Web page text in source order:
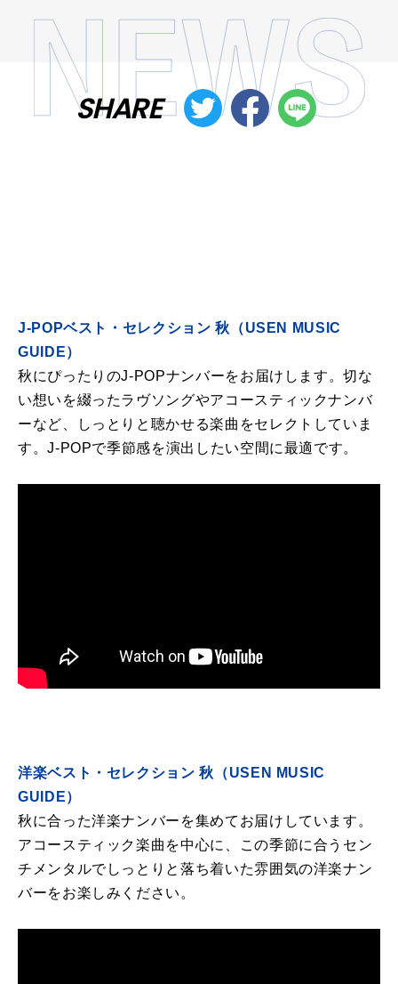
SHARE
J-POPベスト・セレクション 秋（USEN MUSIC
GUIDE）
秋にぴったりのJ-POPナンバーをお届けします。切な
い想いを綴ったラヴソングやアコースティックナンバ
ーなど、しっとりと聴かせる楽曲をセレクトしていま
す。J-POPで季節感を演出したい空間に最適です。
洋楽ベスト・セレクション 秋（USEN MUSIC
GUIDE）
秋に合った洋楽ナンバーを集めてお届けしています。
アコースティック楽曲を中心に、この季節に合うセン
チメンタルでしっとりと落ち着いた雰囲気の洋楽ナン
バーをお楽しみください。